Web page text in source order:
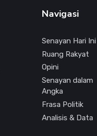
Navigasi
Senayan Hari Ini
Ruang Rakyat
Opini
Senayan dalam
Angka
Frasa Politik
Analisis & Data